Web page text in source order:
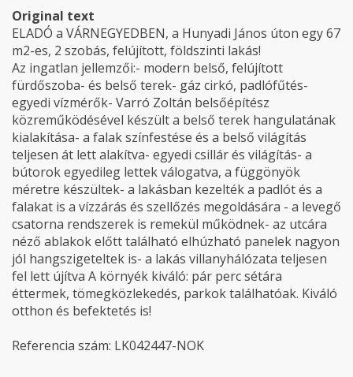
Original text
ELADÓ a VÁRNEGYEDBEN, a Hunyadi János úton egy 67
m2-es, 2 szobás, felújított, földszinti lakás!
Az ingatlan jellemzői:- modern belső, felújított
fürdőszoba- és belső terek- gáz cirkó, padlófűtés-
egyedi vízmérők- Varró Zoltán belsőépítész
közreműködésével készült a belső terek hangulatának
kialakítása- a falak színfestése és a belső világítás
teljesen át lett alakítva- egyedi csillár és világítás- a
bútorok egyedileg lettek válogatva, a függönyök
méretre készültek- a lakásban kezelték a padlót és a
falakat is a vízzárás és szellőzés megoldására - a levegő
csatorna rendszerek is remekül működnek- az utcára
néző ablakok előtt található elhúzható panelek nagyon
jól hangszigeteltek is- a lakás villanyhálózata teljesen
fel lett újítva A környék kiváló: pár perc sétára
éttermek, tömegközlekedés, parkok találhatóak. Kiváló
otthon és befektetés is!
Referencia szám: LK042447-NOK